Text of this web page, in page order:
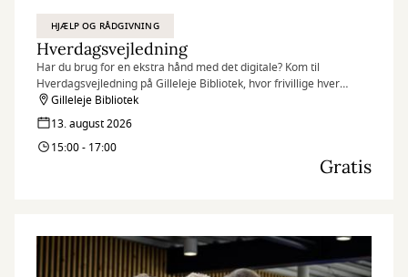
HJÆLP OG RÅDGIVNING
Hverdagsvejledning
Har du brug for en ekstra hånd med det digitale? Kom til
Hverdagsvejledning på Gilleleje Bibliotek, hvor frivillige hver
torsdag står klar til at hjælpe borgere.
Gilleleje Bibliotek
13. august 2026
15:00 - 17:00
Gratis